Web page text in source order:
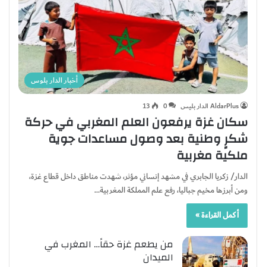
أخبار الدار بلوس
AldarPlus الدار بليس 0
13
سكان غزة يرفعون العلم المغربي في حركة
شكرٍ وطنية بعد وصول مساعدات جوية
ملكية مغربية
الدار/ زكريا الجابري في مشهد إنساني مؤثر، شهدت مناطق داخل قطاع غزة،
ومن أبرزها مخيم جباليا، رفع علم المملكة المغربية…
أكمل القراءة »
من يطعم غزة حقاً… المغرب في
الميدان